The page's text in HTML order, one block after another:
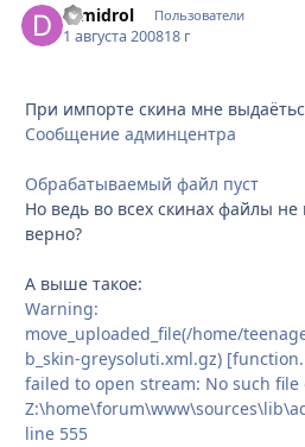
Dimidrol Пользователи
1 августа 200818 г
При импорте скина мне
Сообщение админцентра
Обрабатываемый файл пуст
Но ведь во всех скинах файлы
верно?
А выше такое:
Warning:
move_uploaded_file(/home/
b_skin-greysoluti.xml.gz)
failed to open stream: No such
line 555